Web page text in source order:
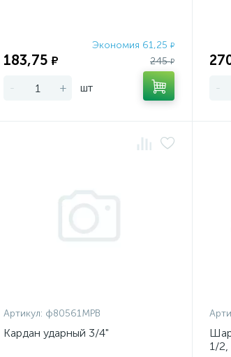
Экономия 61,25 ₽
183,75 ₽ 245₽
- + шт -
Артикул: ф80561МРВ
Кардан ударный 3/4"
1/2,